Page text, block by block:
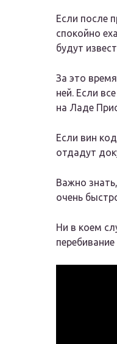
Если после
спокойно
будут
За это
ней. Если
на Ладе
Если вин
отдадут
Важно
очень
Ни в коем